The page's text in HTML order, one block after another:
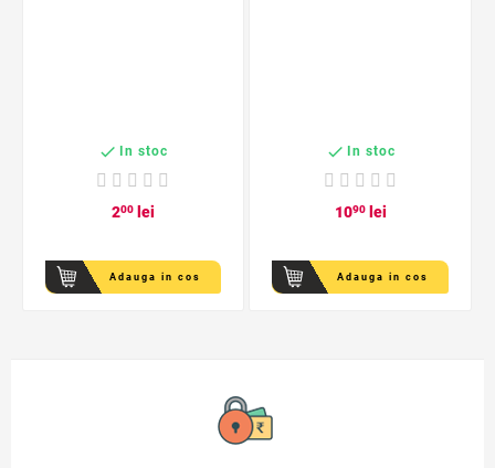
 In stoc
200lei
Adauga in cos
 In stoc
1090lei
Adauga in cos